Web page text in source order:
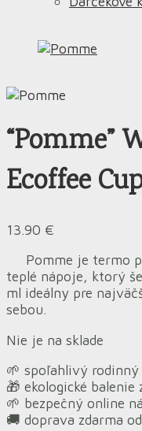
“Pomme”
Ecoffee
13.90 €
Pomme je termo
teplé nápoje, ktorý
ml ideálny pre
sebou.
Nie je na sklade
🌱 spoľahlivý rodinný
🎁 ekologické balenie
🌱 bezpečný online
🚚 doprava zdarma